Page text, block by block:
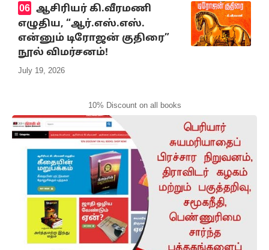
ஆசிரியர் கி.வீரமணி
எழுதிய, “ஆர்.எஸ்.எஸ்.
என்னும் டிரோஜன் குதிரை”
நூல் விமர்சனம்!
July 19, 2026
10% Discount on all books